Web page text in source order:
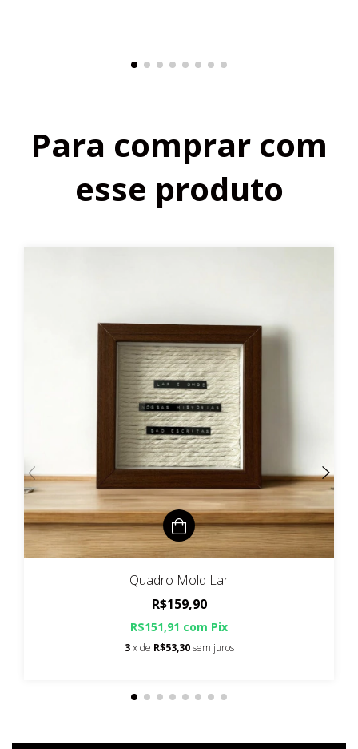
Para comprar com
esse produto
Quadro Mold Lar
R$159,90
R$151,91 com Pix
3 x de R$53,30 sem juros